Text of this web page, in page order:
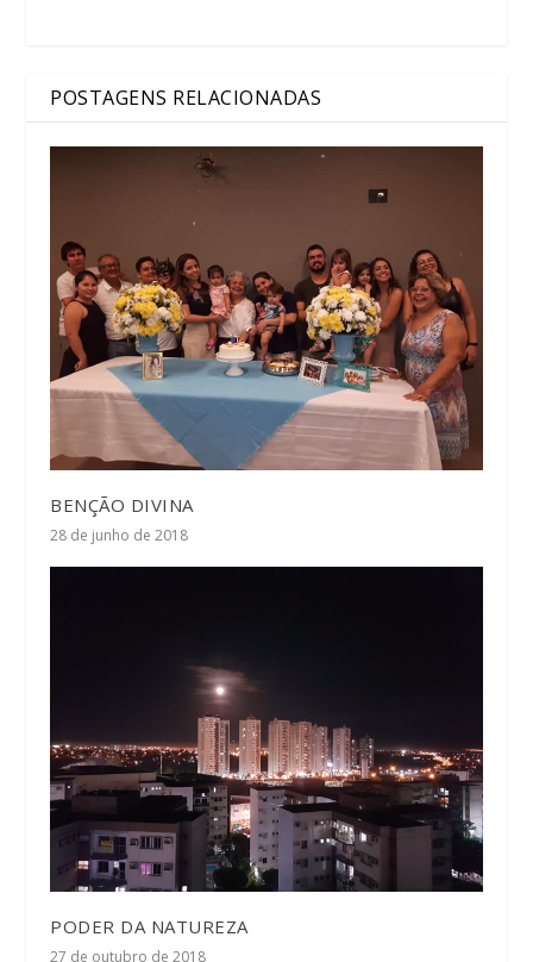
POSTAGENS RELACIONADAS
BENÇÃO DIVINA
28 de junho de 2018
PODER DA NATUREZA
27 de outubro de 2018